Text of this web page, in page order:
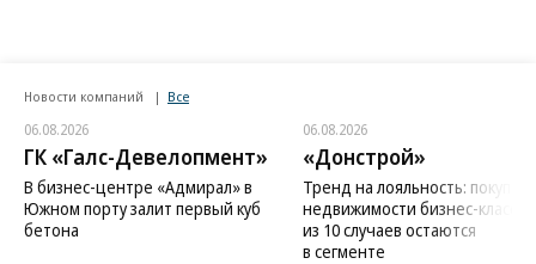
Новости компаний Все
06.08.2026
ГК «Галс-Девелопмент»
В бизнес-центре «Адмирал» в
Южном порту залит первый куб
бетона
06.08.2026
«Донстрой»
Тренд на лояльность:
недвижимости бизнес-класса
из 10 случаев остаются
в сегменте